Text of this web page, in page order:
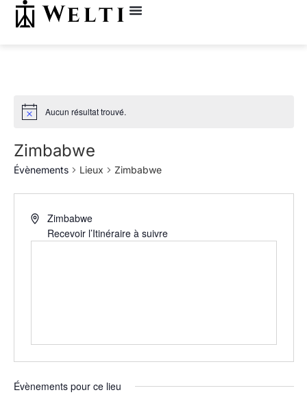
Aucun résultat trouvé.
Zimbabwe
Évènements Lieux Zimbabwe
Zimbabwe
Recevoir l’Itinéraire à suivre
Évènements pour ce lieu